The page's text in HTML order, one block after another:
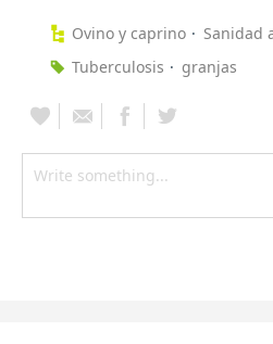
Ovino y caprino
Sanidad
Tuberculosis
granjas